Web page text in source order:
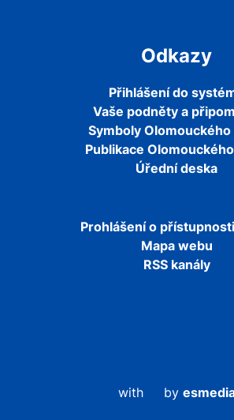
Odkazy
Přihlášení do
Vaše podněty a
Symboly Olomouckého
Publikace
Úřední deska
Prohlášení o
Mapa webu
RSS kanály
with by